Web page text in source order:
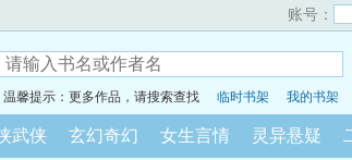
账号：
温馨提示：更多作品，请搜索查找 临时书架 我的书架
武侠 玄幻奇幻 女生言情 灵异悬疑